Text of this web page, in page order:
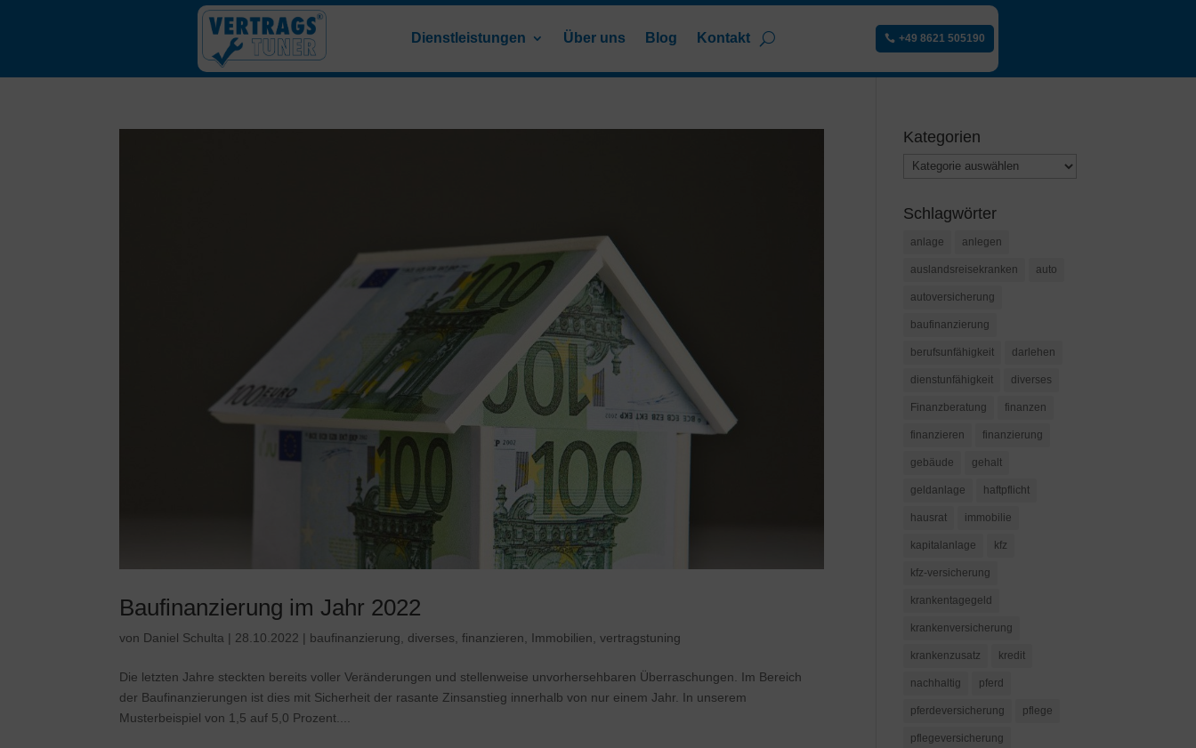
Dienstleistungen Über uns Blog Kontakt +49 8621 505190
Baufinanzierung im Jahr 2022
von Daniel Schulta | 28.10.2022 | baufinanzierung diverses ,finanzieren Immobilien ,vertragstuning
Die letzten Jahre steckten bereits voller Veränderungen und stellenweise unvorhersehbaren Überraschungen. Im Bereich
der Baufinanzierungen ist dies mit Sicherheit der rasante Zinsanstieg innerhalb von nur einem Jahr. In unserem
Musterbeispiel von 1,5 auf 5,0 Prozent....
Kategorien
Kategorien
Schlagwörter
anlage anlegen
auslandsreisekranken auto
autoversicherung
baufinanzierung
berufsunfähigkeit darlehen
dienstunfähigkeit diverses
Finanzberatung finanzen
finanzieren finanzierung
gebäude gehalt
geldanlage haftpflicht
hausrat immobilie
kapitalanlage kfz
kfz-versicherung
krankentagegeld
krankenversicherung
krankenzusatz kredit
nachhaltig pferd
pferdeversicherung pflege
pflegeversicherung